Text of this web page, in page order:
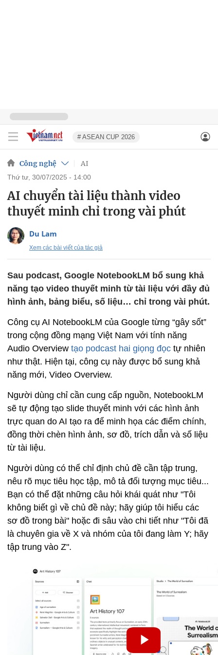
# ASEAN CUP 2026
Công nghệ AI
thứ tư, 30/07/2025 - 14:00
AI chuyển tài liệu thành video
thuyết minh chỉ trong vài phút
Du Lam
Xem các bài viết của tác giả
Sau podcast, Google NotebookLM bổ sung khả
năng tạo video thuyết minh từ tài liệu với đầy đủ
hình ảnh, bảng biểu, số liệu… chỉ trong vài phút.
Công cụ AI NotebookLM của Google từng “gây sốt”
trong cộng đồng mạng Việt Nam với tính năng
Audio Overview tạo podcast hai giọng đọc tự nhiên
như thật. Hiện tại, công cụ này được bổ sung khả
năng mới, Video Overview.
Người dùng chỉ cần cung cấp nguồn, NotebookLM
sẽ tự động tạo slide thuyết minh với các hình ảnh
trực quan do AI tạo ra để minh họa các điểm chính,
đồng thời chèn hình ảnh, sơ đồ, trích dẫn và số liệu
từ tài liệu.
Người dùng có thể chỉ định chủ đề cần tập trung,
nêu rõ mục tiêu học tập, mô tả đối tượng mục tiêu...
Bạn có thể đặt những câu hỏi khái quát như "Tôi
không biết gì về chủ đề này; hãy giúp tôi hiểu các
sơ đồ trong bài" hoặc đi sâu vào chi tiết như "Tôi đã
là chuyên gia về X và nhóm của tôi đang làm Y; hãy
tập trung vào Z".